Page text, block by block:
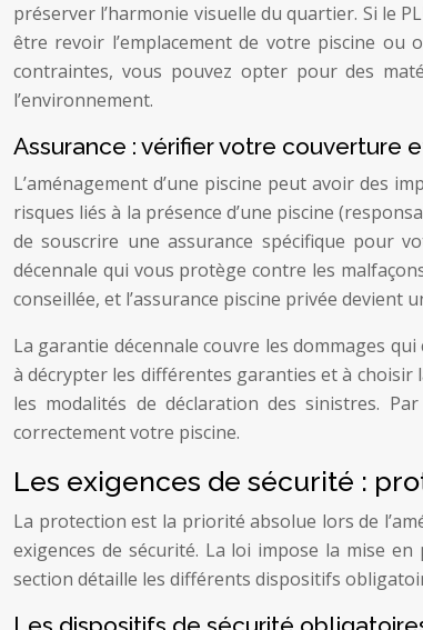
préserver l’harmonie visuelle du quartier. Si le
être revoir l’emplacement de votre piscine
contraintes, vous pouvez opter pour des
l’environnement.
Assurance : vérifier votre couverture
L’aménagement d’une piscine peut avoir des
risques liés à la présence d’une piscine
de souscrire une assurance spécifique pour
décennale qui vous protège contre les
conseillée, et l’assurance piscine privée devient
La garantie décennale couvre les dommages
à décrypter les différentes garanties et à choisir
les modalités de déclaration des sinistres.
correctement votre piscine.
Les exigences de sécurité :
La protection est la priorité absolue lors de
exigences de sécurité. La loi impose la mise
section détaille les différents dispositifs